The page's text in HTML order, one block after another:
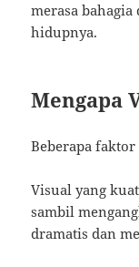
merasa bahagia
hidupnya.
Mengapa
Beberapa
Visual yang
sambil
dramatis dan